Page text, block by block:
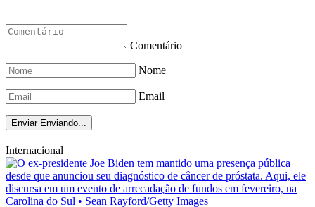
Comentário
Nome
Email
Enviar Enviando...
Internacional